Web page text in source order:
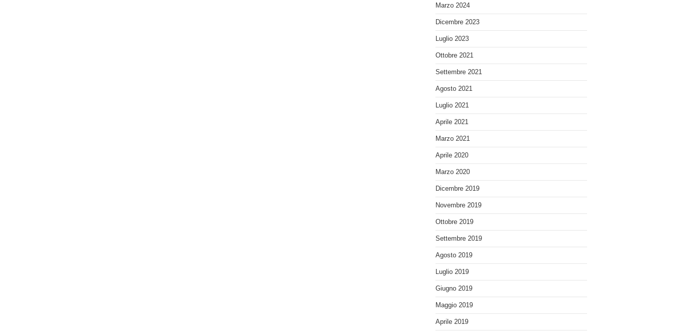
Marzo 2024
Dicembre 2023
Luglio 2023
Ottobre 2021
Settembre 2021
Agosto 2021
Luglio 2021
Aprile 2021
Marzo 2021
Aprile 2020
Marzo 2020
Dicembre 2019
Novembre 2019
Ottobre 2019
Settembre 2019
Agosto 2019
Luglio 2019
Giugno 2019
Maggio 2019
Aprile 2019